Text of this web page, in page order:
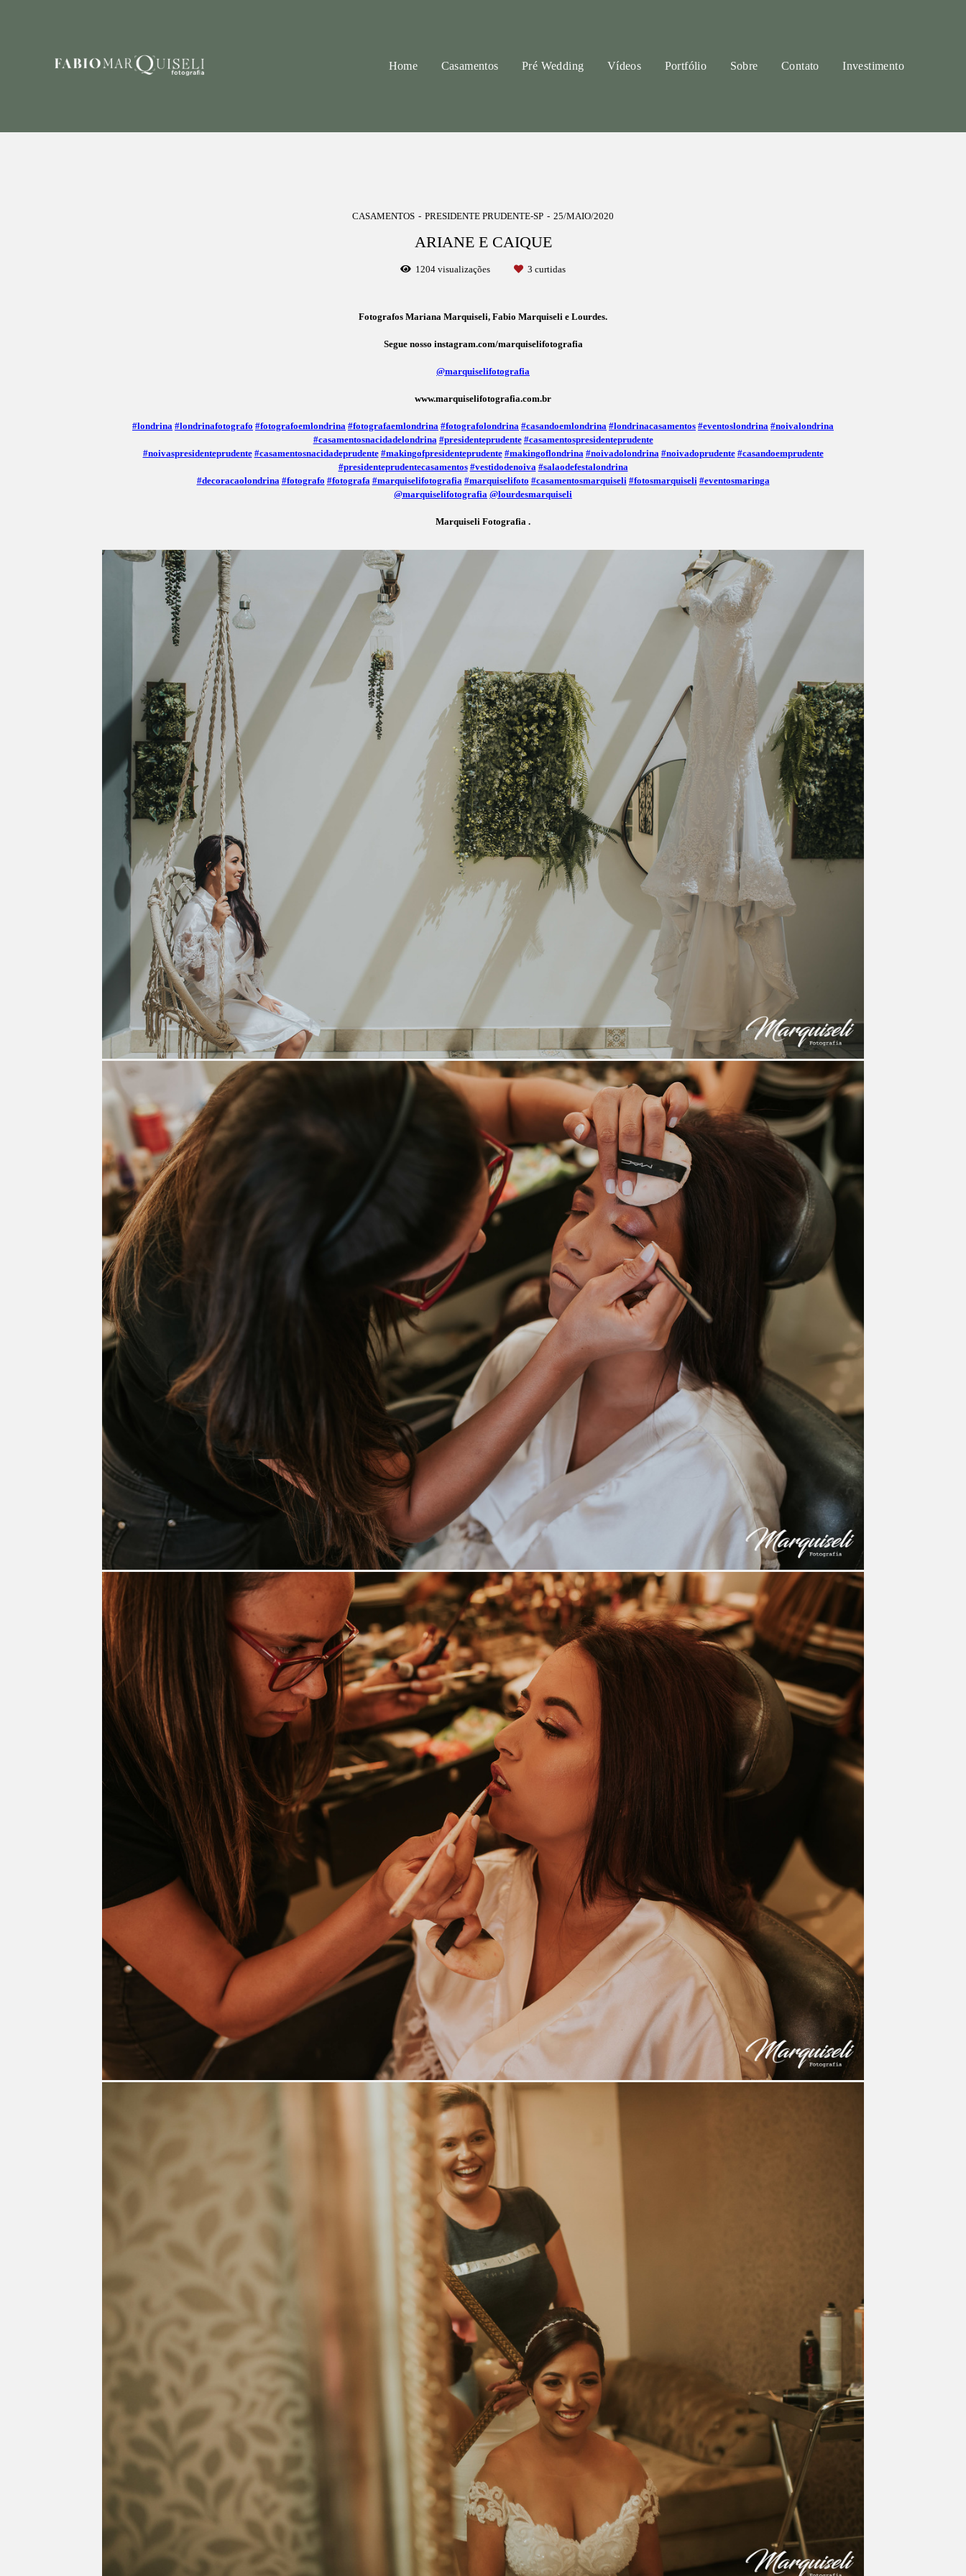
Home Casamentos Pré Wedding Vídeos Portfólio Sobre Contato Investimento
CASAMENTOS PRESIDENTE PRUDENTE-SP 25/MAIO/2020
ARIANE E CAIQUE
1204 visualizações 3 curtidas
Fotografos Mariana Marquiseli, Fabio Marquiseli e Lourdes.
Segue nosso instagram.com/marquiselifotografia
@marquiselifotografia
www.marquiselifotografia.com.br
#londrina #londrinafotografo #fotografoemlondrina #fotografaemlondrina #fotografolondrina #casandoemlondrina #londrinacasamentos #eventoslondrina #noivalondrina
#casamentosnacidadelondrina #presidenteprudente #casamentospresidenteprudente
#noivaspresidenteprudente #casamentosnacidadeprudente #makingofpresidenteprudente #makingoflondrina #noivadolondrina #noivadoprudente #casandoemprudente
#presidenteprudentecasamentos #vestidodenoiva #salaodefestalondrina
#decoracaolondrina #fotografo #fotografa #marquiselifotografia #marquiselifoto #casamentosmarquiseli #fotosmarquiseli #eventosmaringa
@marquiselifotografia @lourdesmarquiseli
Marquiseli Fotografia .